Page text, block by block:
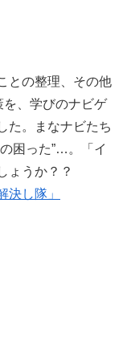
との整理 、その他
を、学びのナビゲ
た。まなナビたち
困った”…。「イ
ょうか？？
決し隊」